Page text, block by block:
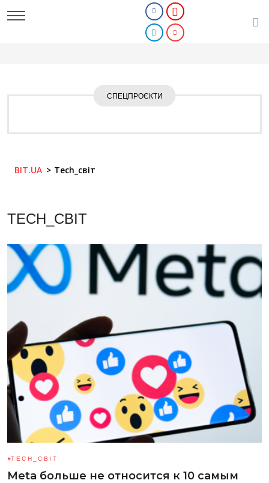
СПЕЦПРОЄКТИ
BIT.UA Tech_світ
TECH_СВІТ
TECH_СВІТ
Meta больше не относится к 10 самым